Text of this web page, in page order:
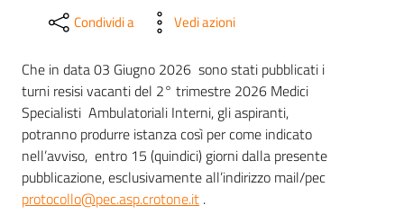
Condividi a Vedi azioni
Che in data 03 Giugno 2026 sono stati pubblicati i
turni resisi vacanti del 2° trimestre 2026 Medici
Specialisti Ambulatoriali Interni, gli aspiranti,
potranno produrre istanza così per come indicato
nell’avviso, entro 15 (quindici) giorni dalla presente
pubblicazione, esclusivamente all’indirizzo mail/pec
protocollo@pec.asp.crotone.it .